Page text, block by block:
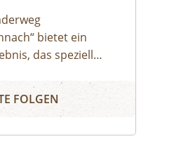
bietet ein
das speziell
oder Familien
der Alm
"Bergpromenade Brunnach"
FOLGEN